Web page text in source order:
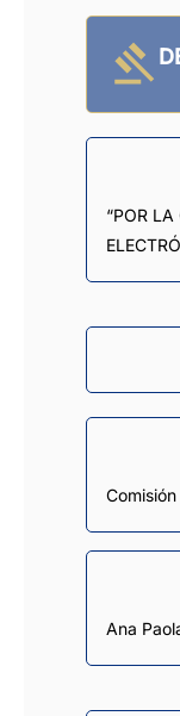
“POR
Ana